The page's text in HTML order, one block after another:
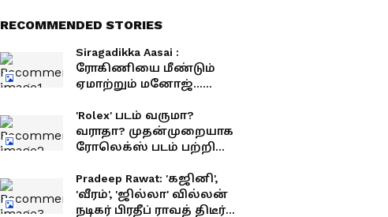
RECOMMENDED STORIES
Siragadikka Aasai :
ரோகிணியை மீண்டும்
ஏமாற்றும் மனோஜ்...
சிந்தாமணி போட்ட
மாஸ்டர் பிளான்!
'Rolex' படம் வருமா?
வராதா? முதன்முறையாக
ரோலெக்ஸ் படம் பற்றி
அப்டேட்
Pradeep Rawat: 'கஜினி',
'வீரம்', 'ஜில்லா' வில்லன்
நடிகர் பிரதீப் ராவத் திடீர்